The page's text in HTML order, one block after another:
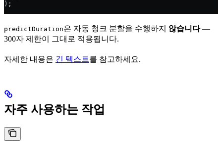
);
predictDuration은 자동 청크 분할을 수행하지 않습니다—
300자 제한이 그대로 적용됩니다.
자세한 내용은 긴 텍스트를 참고하세요.
자주 사용하는 작업